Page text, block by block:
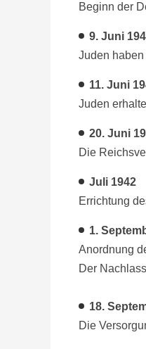
Beginn der
9. Juni
Juden
11. Juni
Juden
20. Juni
Die
Juli 1942
Errichtung
1.
Anordnung
Der
18.
Die